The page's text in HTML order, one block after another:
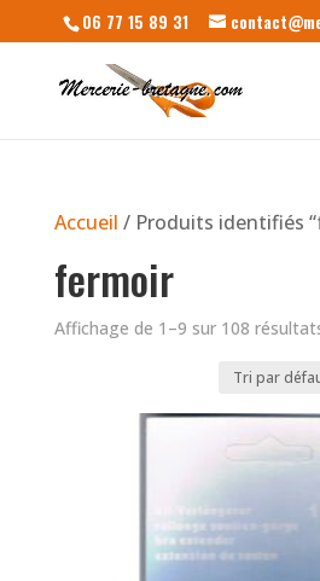
06 77 15 89 31
Accueil / Produits identifiés
fermoir
Affichage de 1–9 sur 108